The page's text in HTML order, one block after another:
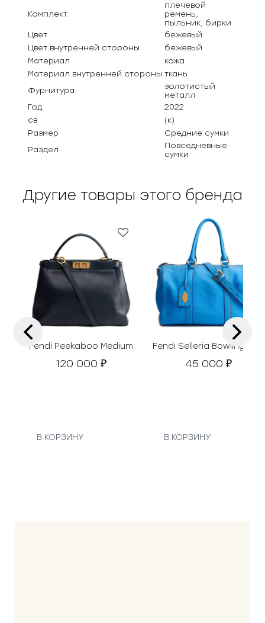
Комплект
плечевой
ремень,
пыльник, бирки
Цвет
бежевый
Цвет внутренней стороны
бежевый
Материал
кожа
Материал внутренней стороны ткань
Фурнитура
золотистый
металл
Год
2022
св
(к)
Размер
Средние сумки
Раздел
Повседневные
сумки
Другие товары этого бренда
Fendi Peekaboo Medium
120 000₽
В КОРЗИНУ
Fendi Selleria Bowling Bag
45 000 ₽
В КОРЗИНУ
‹ ›